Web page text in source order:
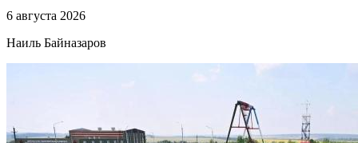
6 августа 2026
Наиль Байназаров